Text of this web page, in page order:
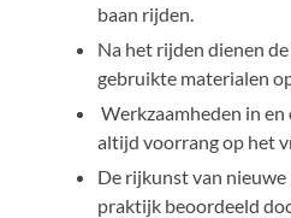
baan rijden.
Na het rijden dienen
gebruikte materialen
Werkzaamheden in en
altijd voorrang op het
De rijkunst van
praktijk beoordeeld